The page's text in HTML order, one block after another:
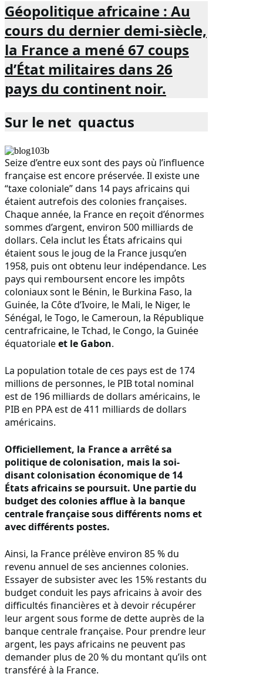
Géopolitique africaine : Au
cours du dernier demi-siècle,
la France a mené 67 coups
d’État militaires dans 26
pays du continent noir.
Sur le net quactus
Seize d’entre eux sont des pays où l’influence
française est encore préservée. Il existe une
“taxe coloniale” dans 14 pays africains qui
étaient autrefois des colonies françaises.
Chaque année, la France en reçoit d’énormes
sommes d’argent, environ 500 milliards de
dollars. Cela inclut les États africains qui
étaient sous le joug de la France jusqu’en
1958, puis ont obtenu leur indépendance. Les
pays qui remboursent encore les impôts
coloniaux sont le Bénin, le Burkina Faso, la
Guinée, la Côte d’Ivoire, le Mali, le Niger, le
Sénégal, le Togo, le Cameroun, la République
centrafricaine, le Tchad, le Congo, la Guinée
équatorialeet le Gabon.
La population totale de ces pays est de 174
millions de personnes, le PIB total nominal
est de 196 milliards de dollars américains, le
PIB en PPA est de 411 milliards de dollars
américains.
Officiellement, la France a arrêté sa
politique de colonisation, mais la soi-
disant colonisation économique de 14
États africains se poursuit. Une partie du
budget des colonies afflue à la banque
centrale française sous différents noms et
avec différents postes.
Ainsi, la France prélève environ 85 % du
revenu annuel de ses anciennes colonies.
Essayer de subsister avec les 15% restants du
budget conduit les pays africains à avoir des
difficultés financières et à devoir récupérer
leur argent sous forme de dette auprès de la
banque centrale française. Pour prendre leur
argent, les pays africains ne peuvent pas
demander plus de 20 % du montant qu’ils ont
transféré à la France.